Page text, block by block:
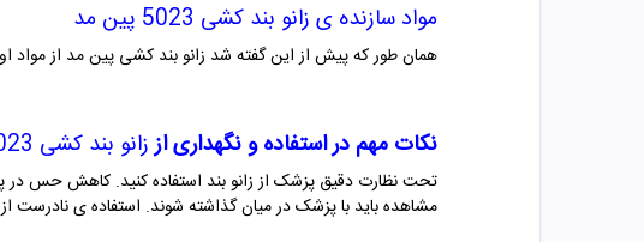
مواد سازنده ی زانو بند کشی 5023 پین مد
همان طور که پیش از این گفته شد زانو بند کشی پین مد از
نکات مهم در استفاده و نگهداری اززانو بند کشی 5023
تحت نظارت دقیق پزشک از زانو بند استفاده کنید. کاهش حس در
مشاهده باید با پزشک در میان گذاشته شوند. استفاده ی نادرست